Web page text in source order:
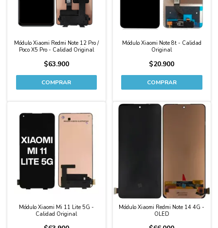
Módulo Xiaomi Redmi Note 12 Pro /
Poco X5 Pro - Calidad Original
$63.900
Módulo Xiaomi Note 8t - Calidad
Original
$20.900
Módulo Xiaomi Mi 11 Lite 5G -
Calidad Original
Módulo Xiaomi Redmi Note 14 4G -
OLED